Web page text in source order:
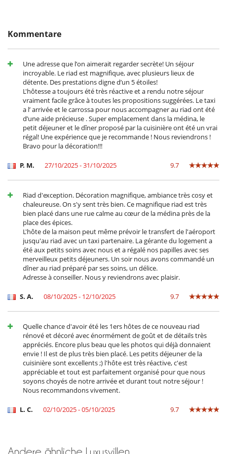
Ausstattung, Veranstaltungen
Feuerlöscher
Rauchmelder
Draußen
Sonnenliegen am Pool
Terrasse(n)
Für Ihren Komfort und Ihr Wohlbefinden
Als Terrasse ausgebautes Rooftop
Klimaanlage nur in den Zimmern
Kombiniertes Ess- und Wohnzimmer
Reverse cycle air conditioner
Kinder willkommen
Kinderbett
Küche und Ausstattung
Kaffeemaschine (Bohnen)
Kaffeemaschine (Kapsel)
Mixer
seperate Kücher
voll ausgestattete Küche
Zentrifugenentsafter
Personal
Koch / Haushälterin
Unterhaltung, Wohlbefinden & Sport
Karten- und Brettspiele
Pool mit Chlorfilterung
Schwimmbecken
Kommentare
Une adresse que l’on aimerait regarder secrète! Un séjour
incroyable. Le riad est magnifique, avec plusieurs lieux de
détente. Des prestations digne d’un 5 étoiles!
L'hôtesse a toujours été très réactive et a rendu notre séjour
vraiment facile grâce à toutes les propositions suggérées. Le taxi
a l’ arrivée et le carrossa pour nous accompagner au riad ont été
d’une aide précieuse . Super emplacement dans la médina, le
petit déjeuner et le dîner proposé par la cuisinière ont été un vrai
régal! Une expérience que je recommande ! Nous reviendrons !
Bravo pour la décoration!!!
P. M. 27/10/2025 - 31/10/2025 9.7
Riad d'exception. Décoration magnifique, ambiance très cosy et
chaleureuse. On s'y sent très bien. Ce magnifique riad est très
bien placé dans une rue calme au cœur de la médina près de la
place des épices.
L'hôte de la maison peut même prévoir le transfert de l'aéroport
jusqu'au riad avec un taxi partenaire. La gérante du logement a
été aux petits soins avec nous et a régalé nos papilles avec ses
merveilleux petits déjeuners. Un soir nous avons commandé un
dîner au riad préparé par ses soins, un délice.
Adresse à conseiller. Nous y reviendrons avec plaisir.
S. A. 08/10/2025 - 12/10/2025 9.7
Quelle chance d'avoir été les 1ers hôtes de ce nouveau riad
rénové et décoré avec énormément de goût et de détails très
appréciés. Encore plus beau que les photos qui déjà donnaient
envie ! Il est de plus très bien placé. Les petits déjeuner de la
cuisinière sont excellents ;) l'hôte est très réactive, c'est
appréciable et tout est parfaitement organisé pour que nous
soyons choyés de notre arrivée et durant tout notre séjour !
Nous recommandons vivement.
L. C. 02/10/2025 - 05/10/2025 9.7
Andere ähnliche Luxusvillen